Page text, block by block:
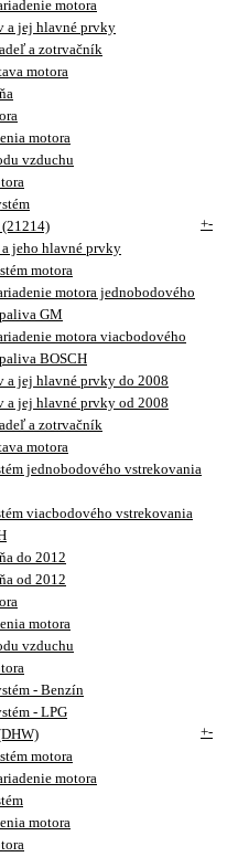
motora
a jej hlavné prvky
a zotrvačník
motora
motora
vzduchu
+-
jeho hlavné prvky
motora
motora jednobodového
GM
motora viacbodového
BOSCH
a jej hlavné prvky do 2008
a jej hlavné prvky od 2008
a zotrvačník
motora
jednobodového vstrekovania
viacbodového vstrekovania
do 2012
od 2012
motora
vzduchu
- Benzín
- LPG
+-
motora
motora
motora